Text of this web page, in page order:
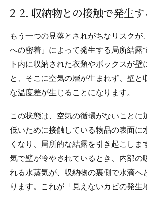
2-2. 収納物との接触で発生
もう一つの見落とされがちなリスクが
への密着」によって発生する局所結露
ト内に収納された衣類やボックスが壁
と、そこに空気の層が生まれず、壁と
な温度差が生じることになります。
この状態は、空気の循環がないことに
低いために接触している物品の表面に
くなり、局所的な結露を引き起こしま
気で壁が冷やされているとき、内部の
れる水蒸気が、収納物の裏側で水滴へ
ります。これが「見えないカビの発生